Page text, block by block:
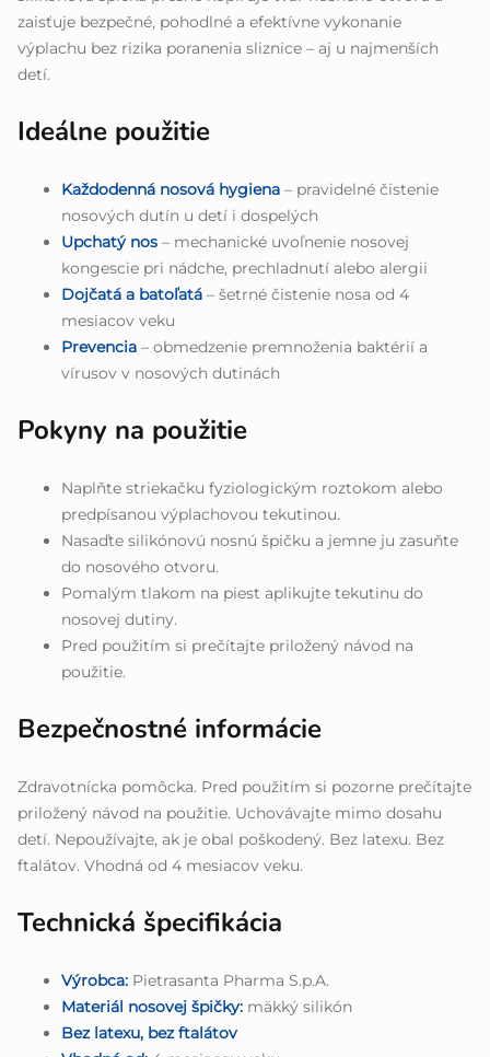
zaisťuje bezpečné, pohodlné a efektívne vykonanie
výplachu bez rizika poranenia sliznice – aj u najmenších
detí.
Ideálne použitie
Každodenná nosová hygiena – pravidelné čistenie
nosových dutín u detí i dospelých
Upchatý nos – mechanické uvoľnenie nosovej
kongescie pri nádche, prechladnutí alebo alergii
Dojčatá a batoľatá – šetrné čistenie nosa od 4
mesiacov veku
Prevencia – obmedzenie premnoženia baktérií a
vírusov v nosových dutinách
Pokyny na použitie
Naplňte striekačku fyziologickým roztokom alebo
predpísanou výplachovou tekutinou.
Nasaďte silikónovú nosnú špičku a jemne ju zasuňte
do nosového otvoru.
Pomalým tlakom na piest aplikujte tekutinu do
nosovej dutiny.
Pred použitím si prečítajte priložený návod na
použitie.
Bezpečnostné informácie
Zdravotnícka pomôcka. Pred použitím si pozorne prečítajte
priložený návod na použitie. Uchovávajte mimo dosahu
detí. Nepoužívajte, ak je obal poškodený. Bez latexu. Bez
ftalátov. Vhodná od 4 mesiacov veku.
Technická špecifikácia
Výrobca: Pietrasanta Pharma S.p.A.
Materiál nosovej špičky: mäkký silikón
Bez latexu, bez ftalátov